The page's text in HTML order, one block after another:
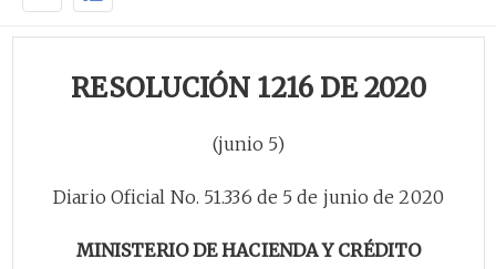
RESOLUCIÓN 1216 DE 2020
(junio 5)
Diario Oficial No. 51.336 de 5 de junio de 2020
MINISTERIO DE HACIENDA Y CRÉDITO